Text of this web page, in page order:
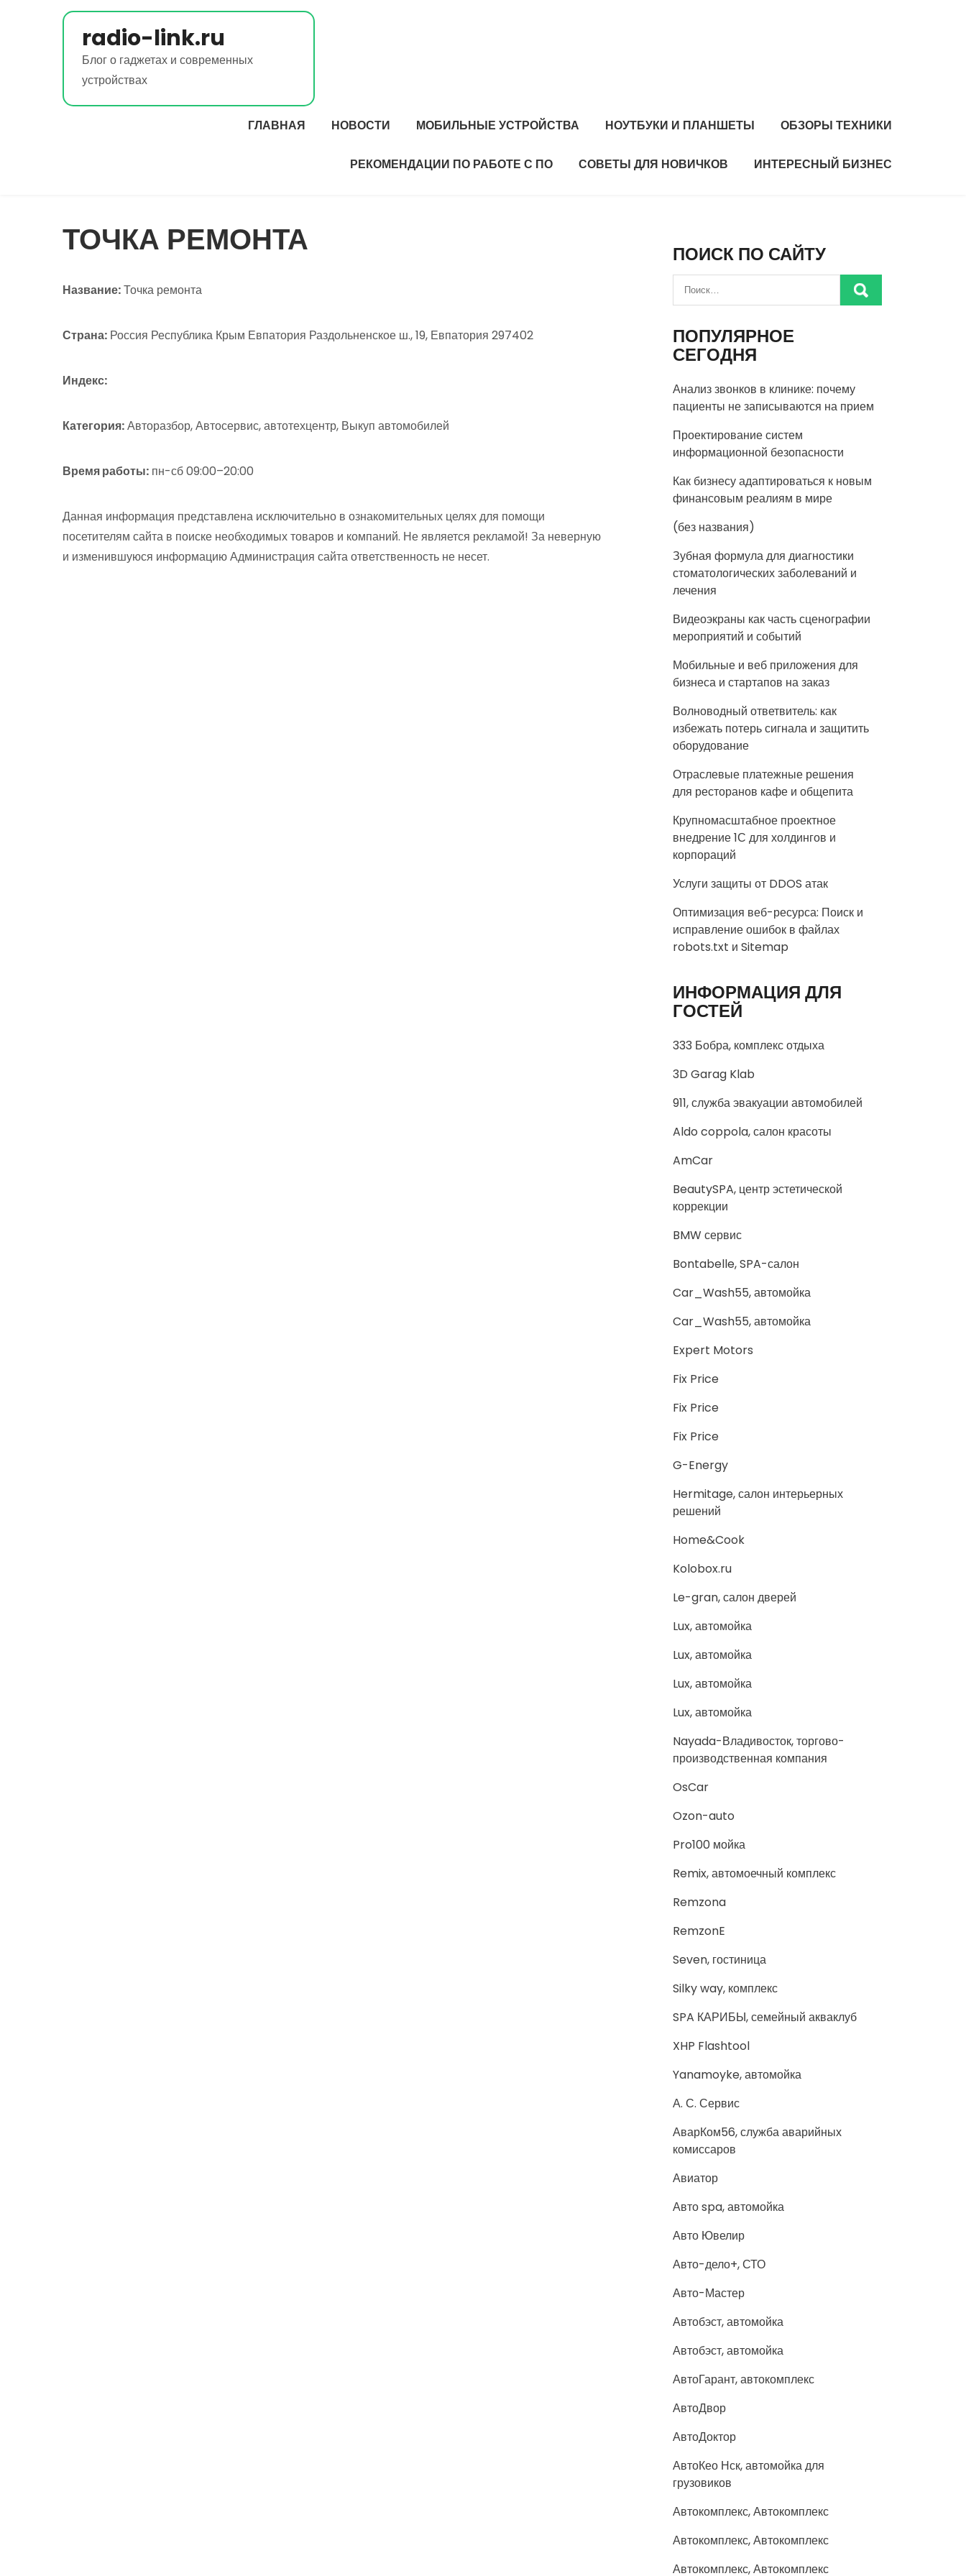
radio-link.ru
Блог о гаджетах и современных
устройствах
ГЛАВНАЯ НОВОСТИ МОБИЛЬНЫЕ УСТРОЙСТВА НОУТБУКИ И ПЛАНШЕТЫ ОБЗОРЫ ТЕХНИКИ
РЕКОМЕНДАЦИИ ПО РАБОТЕ С ПО СОВЕТЫ ДЛЯ НОВИЧКОВ ИНТЕРЕСНЫЙ БИЗНЕС
ТОЧКА РЕМОНТА
Название:Точка ремонта
Страна: Россия Республика Крым Евпатория Раздольненское ш., 19, Евпатория 297402
Индекс:
Категория:Авторазбор, Автосервис, автотехцентр, Выкуп автомобилей
Время работы: пн-сб 09:00–20:00
Данная информация представлена исключительно в ознакомительных целях для помощи
посетителям сайта в поиске необходимых товаров и компаний. Не является рекламой! За неверную
и изменившуюся информацию Администрация сайта ответственность не несет.
ПОИСК ПО САЙТУ
ПОПУЛЯРНОЕ
СЕГОДНЯ
Анализ звонков в клинике: почему
пациенты не записываются на прием
Проектирование систем
информационной безопасности
Как бизнесу адаптироваться к новым
финансовым реалиям в мире
(без названия)
Зубная формула для диагностики
стоматологических заболеваний и
лечения
Видеоэкраны как часть сценографии
мероприятий и событий
Мобильные и веб приложения для
бизнеса и стартапов на заказ
Волноводный ответвитель: как
избежать потерь сигнала и защитить
оборудование
Отраслевые платежные решения
для ресторанов кафе и общепита
Крупномасштабное проектное
внедрение 1С для холдингов и
корпораций
Услуги защиты от DDOS атак
Оптимизация веб-ресурса: Поиск и
исправление ошибок в файлах
robots.txt и Sitemap
ИНФОРМАЦИЯ ДЛЯ
ГОСТЕЙ
333 Бобра, комплекс отдыха
3D Garag Klab
911, служба эвакуации автомобилей
Aldo coppola, салон красоты
AmCar
BeautySPA, центр эстетической
коррекции
BMW сервис
Bontabelle, SPA-салон
Car_Wash55, автомойка
Car_Wash55, автомойка
Expert Motors
Fix Price
Fix Price
Fix Price
G-Energy
Hermitage, салон интерьерных
решений
Home&Cook
Kolobox.ru
Le-gran, салон дверей
Lux, автомойка
Lux, автомойка
Lux, автомойка
Lux, автомойка
Nayada-Владивосток, торгово-
производственная компания
OsCar
Ozon-auto
Pro100 мойка
Remix, автомоечный комплекс
Remzona
RemzonE
Seven, гостиница
Silky way, комплекс
SPA КАРИБЫ, семейный акваклуб
XHP Flashtool
Yanamoyke, автомойка
А. С. Сервис
АварКом56, служба аварийных
комиссаров
Авиатор
Авто spa, автомойка
Авто Ювелир
Авто-дело+, СТО
Авто-Мастер
Автобэст, автомойка
Автобэст, автомойка
АвтоГарант, автокомплекс
АвтоДвор
АвтоДоктор
АвтоКео Нск, автомойка для
грузовиков
Автокомплекс, Автокомплекс
Автокомплекс, Автокомплекс
Автокомплекс, Автокомплекс